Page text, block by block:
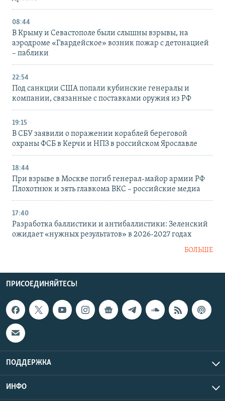
08:44
В Крыму и Севастополе были слышны взрывы, на
аэродроме «Гвардейское» возник пожар с детонацией
– паблики
22:54
Под санкции США попали кубинские генералы и
компании, связанные с поставками оружия из РФ
19:15
В СБУ заявили о поражении кораблей береговой
охраны ФСБ в Керчи и НПЗ в российском Ярославле
18:44
При взрыве в Москве погиб генерал-майор армии РФ
Плохотнюк и зять главкома ВКС – российские медиа
17:40
Разработка баллистики и антибаллистики: Зеленский
ожидает «нужных результатов» в 2026-2027 годах
БОЛЬШЕ
ПРИСОЕДИНЯЙТЕСЬ!
ПОДДЕРЖКА
ИНФО